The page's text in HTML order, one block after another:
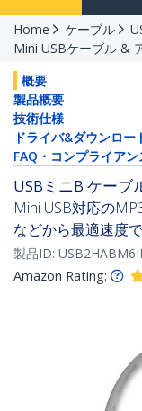
Home ケーブル
Mini USBケーブル &
概要
製品概要
技術仕様
ドライバ&ダウンロー
FAQ・コンプライアン
USBミニB ケーブ
Mini USB対応の
などから最適速度
製品ID:
Amazon Rating: